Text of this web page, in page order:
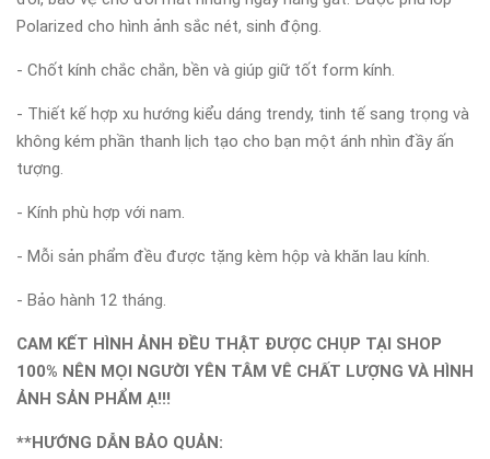
Polarized cho hình ảnh sắc nét, sinh động.
- Chốt kính chắc chắn, bền và giúp giữ tốt form kính.
- Thiết kế hợp xu hướng kiểu dáng trendy, tinh tế sang trọng và
không kém phần thanh lịch tạo cho bạn một ánh nhìn đầy ấn
tượng.
- Kính phù hợp với nam.
- Mỗi sản phẩm đều được tặng kèm hộp và khăn lau kính.
- Bảo hành 12 tháng.
CAM KẾT HÌNH ẢNH ĐỀU THẬT ĐƯỢC CHỤP TẠI SHOP
100% NÊN MỌI NGƯỜI YÊN TÂM VÊ CHẤT LƯỢNG VÀ HÌNH
ẢNH SẢN PHẨM Ạ!!!
**HƯỚNG DẪN BẢO QUẢN: